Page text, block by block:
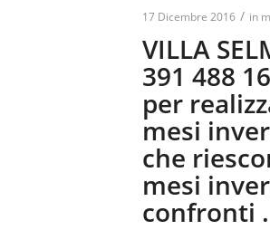
17 Dicembre 2016 / in
VILLA
391 488
per
mesi
che
mesi
confronti .